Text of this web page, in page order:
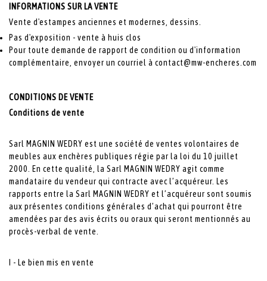
INFORMATIONS SUR LA VENTE
Vente d'estampes anciennes et modernes, dessins.
Pas d'exposition - vente à huis clos
Pour toute demande de rapport de condition ou d'information
complémentaire, envoyer un courriel à contact@mw-encheres.com
CONDITIONS DE VENTE
Conditions de vente
Sarl MAGNIN WEDRY est une société de ventes volontaires de
meubles aux enchères publiques régie par la loi du 10 juillet
2000. En cette qualité, la Sarl MAGNIN WEDRY agit comme
mandataire du vendeur qui contracte avec l’acquéreur. Les
rapports entre la Sarl MAGNIN WEDRY et l’acquéreur sont soumis
aux présentes conditions générales d’achat qui pourront être
amendées par des avis écrits ou oraux qui seront mentionnés au
procès-verbal de vente.
I - Le bien mis en vente